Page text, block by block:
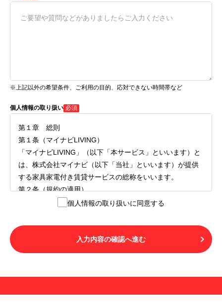
※上記以外の希望条件、ご利用の目的、応対できない時間帯など
個人情報の取り扱い 必須
第１章 総則
第１条（マイナビLIVING）
「マイナビLIVING」（以下「本サービス」といいます）と
は、株式会社マイナビ（以下「当社」といいます）が提供
する家具家電付き賃貸サービスの総称をいいます。
第２条（規約の適用）
１.本サービスを利用する者（以下「利用者」といいます）
LIVINGご契約にあたり取得する個人情報の取り扱いについ
て」の内容をすべて承諾したものとみなされます。不承諾
の意思表示は、本サービスを利用しないことをもってのみ
用することはできません。
個人情報の取り扱いに同意する
入力内容の確認へ進む